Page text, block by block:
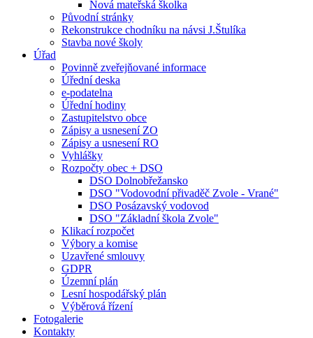
Nová mateřská školka
Původní stránky
Rekonstrukce chodníku na návsi J.Štulíka
Stavba nové školy
Úřad
Povinně zveřejňované informace
Úřední deska
e-podatelna
Úřední hodiny
Zastupitelstvo obce
Zápisy a usnesení ZO
Zápisy a usnesení RO
Vyhlášky
Rozpočty obec + DSO
DSO Dolnobřežansko
DSO "Vodovodní přivaděč Zvole - Vrané"
DSO Posázavský vodovod
DSO "Základní škola Zvole"
Klikací rozpočet
Výbory a komise
Uzavřené smlouvy
GDPR
Územní plán
Lesní hospodářský plán
Výběrová řízení
Fotogalerie
Kontakty